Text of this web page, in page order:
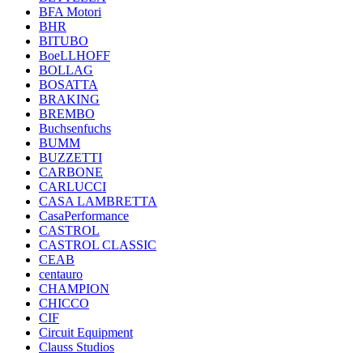
BFA Motori
BHR
BITUBO
BoeLLHOFF
BOLLAG
BOSATTA
BRAKING
BREMBO
Buchsenfuchs
BUMM
BUZZETTI
CARBONE
CARLUCCI
CASA LAMBRETTA
CasaPerformance
CASTROL
CASTROL CLASSIC
CEAB
centauro
CHAMPION
CHICCO
CIF
Circuit Equipment
Clauss Studios